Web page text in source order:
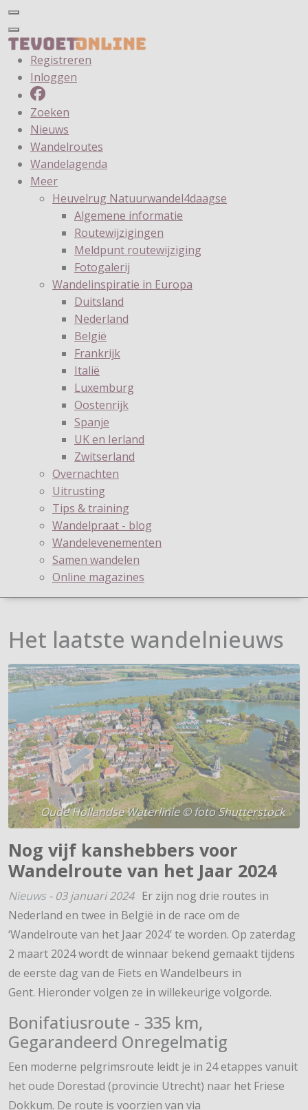
Registreren
Inloggen
Zoeken
Nieuws
Wandelroutes
Wandelagenda
Meer
Heuvelrug Natuurwandel4daagse
Algemene informatie
Routewijzigingen
Meldpunt routewijziging
Fotogalerij
Wandelinspiratie in Europa
Duitsland
Nederland
België
Frankrijk
Italië
Luxemburg
Oostenrijk
Spanje
UK en Ierland
Zwitserland
Overnachten
Uitrusting
Tips & training
Wandelpraat - blog
Wandelevenementen
Samen wandelen
Online magazines
Het laatste wandelnieuws
Oude Hollandse Waterlinie © foto Shutterstock
Nog vijf kanshebbers voor
Wandelroute van het Jaar 2024
Nieuws - 03 januari 2024 Er zijn nog drie routes in
Nederland en twee in België in de race om de
‘Wandelroute van het Jaar 2024’ te worden. Op zaterdag
2 maart 2024 wordt de winnaar bekend gemaakt tijdens
de eerste dag van de Fiets en Wandelbeurs in
Gent. Hieronder volgen ze in willekeurige volgorde.
Bonifatiusroute - 335 km,
Gegarandeerd Onregelmatig
Een moderne pelgrimsroute leidt je in 24 etappes vanuit
het oude Dorestad (provincie Utrecht) naar het Friese
Dokkum. De route is voorzien van via